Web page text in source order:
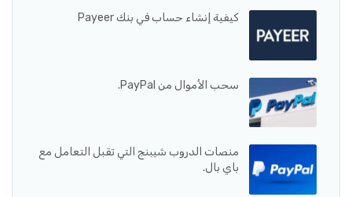
كيفية إنشاء حساب في بنك Payeer
سحب الأموال من PayPal.
منصات الدروب شيبنج التي تقبل التعامل مع
باي بال.